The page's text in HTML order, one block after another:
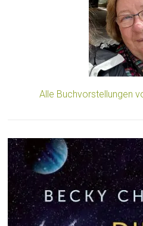
Alle Buchvorstellungen